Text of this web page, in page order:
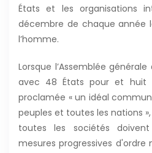
États et les organisations
décembre de chaque année
l’homme.
Lorsque l’Assemblée
avec 48 États pour et huit
proclamée « un idéal
peuples et toutes les nations
toutes les sociétés
mesures progressives